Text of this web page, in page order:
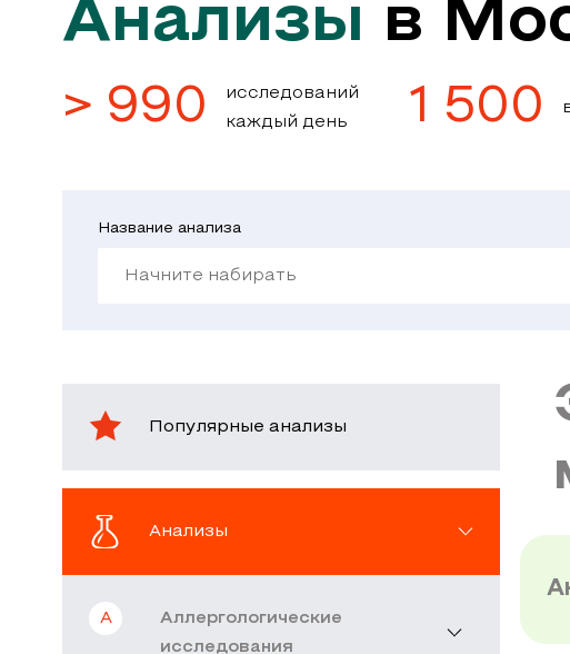
Анализы в
> 990
исследований
каждый день
1 500
Название анализа
Популярные анализы
Анализы
А
Аллергологические
исследования